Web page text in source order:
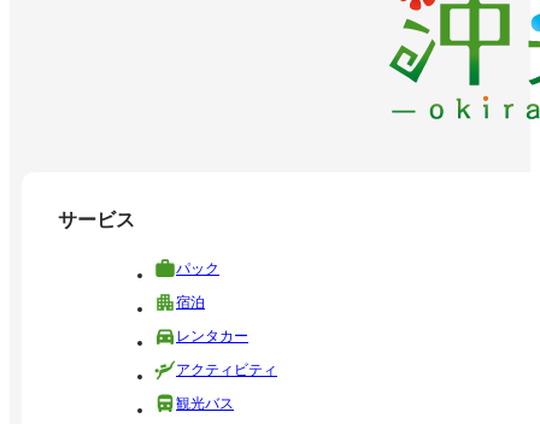
サービス
パック
宿泊
レンタカー
アクティビティ
観光バス